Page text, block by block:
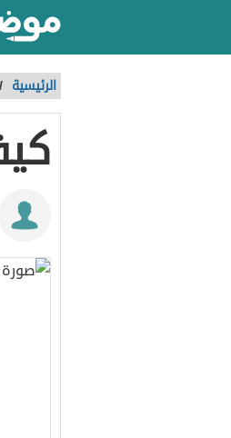
الرئيسية /